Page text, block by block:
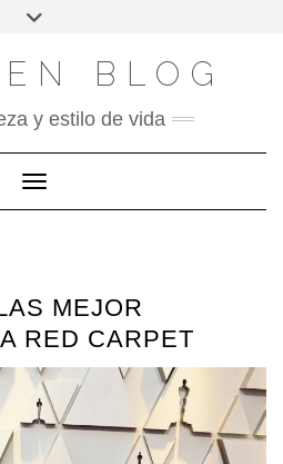
Alternar
cabeceraBLOG
y estilo de vida
Cambiar modo de navegación
MEJOR
RED CARPET